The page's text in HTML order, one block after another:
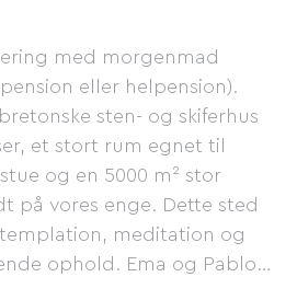
med morgenmad
eller helpension).
sten- og skiferhus
et stort rum egnet til
og en 5000 m² stor
på vores enge. Dette sted
meditation og
ophold. Ema og Pablo